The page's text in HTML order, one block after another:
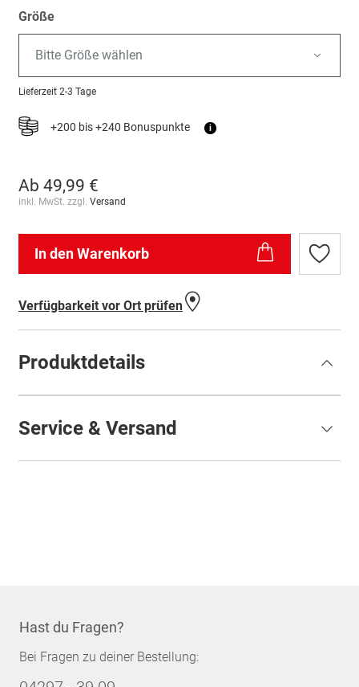
Größe
Bitte Größe wählen
Lieferzeit 2-3 Tage
+200 bis +240 Bonuspunkte i
Ab 49,99 €
inkl. MwSt. zzgl. Versand
In den Warenkorb
Zur
Verfügbarkeit vor Ort prüfen
Produktdetails
Service & Versand
Hast du Fragen?
Bei Fragen zu deiner Bestellung: